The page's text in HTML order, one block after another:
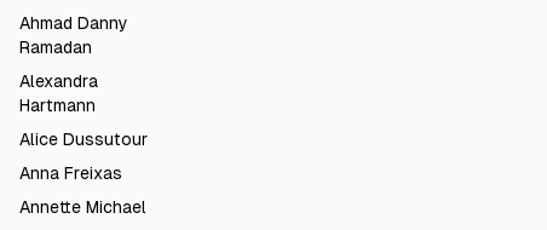
Ahmad Danny
Ramadan
Alexandra
Hartmann
Alice Dussutour
Anna Freixas
Annette Michael